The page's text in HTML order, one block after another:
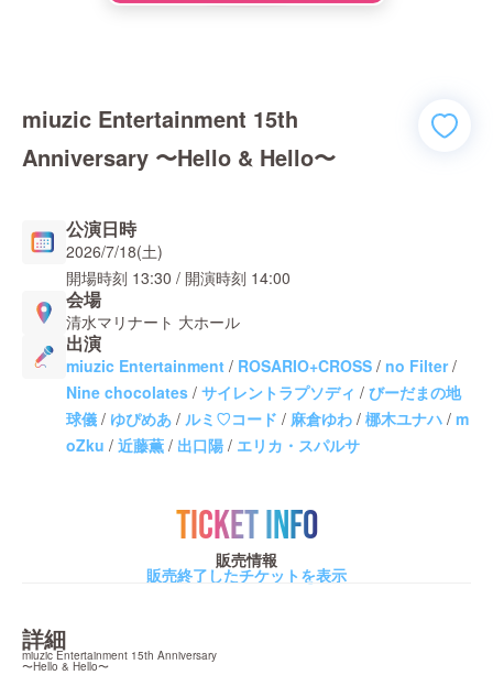
miuzic Entertainment 15th
Anniversary 〜Hello & Hello〜
公演日時
2026/7/18(土)
開場時刻 13:30 / 開演時刻 14:00
会場
清水マリナート 大ホール
出演
miuzic Entertainment / ROSARIO+CROSS / no Filter/
Nine chocolates / サイレントラプソディ / びーだまの地
球儀 / ゆぴめあ / ルミ♡コード / 麻倉ゆわ / 梛木ユナハ / m
oZku / 近藤薫 / 出口陽 / エリカ・スパルサ
TICKET INFO
販売情報
販売終了したチケットを表示
詳細
miuzic Entertainment 15th Anniversary
〜Hello & Hello〜